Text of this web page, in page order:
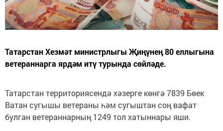
Татарстан Хезмәт министрлыгы Җиңүнең 80 еллыгына
ветераннарга ярдәм итү турында сөйләде.
Татарстан территориясендә хәзерге көнгә 7839 Бөек
Ватан сугышы ветераны һәм сугыштан соң вафат
булган ветераннарның 1249 тол хатыннары яши.